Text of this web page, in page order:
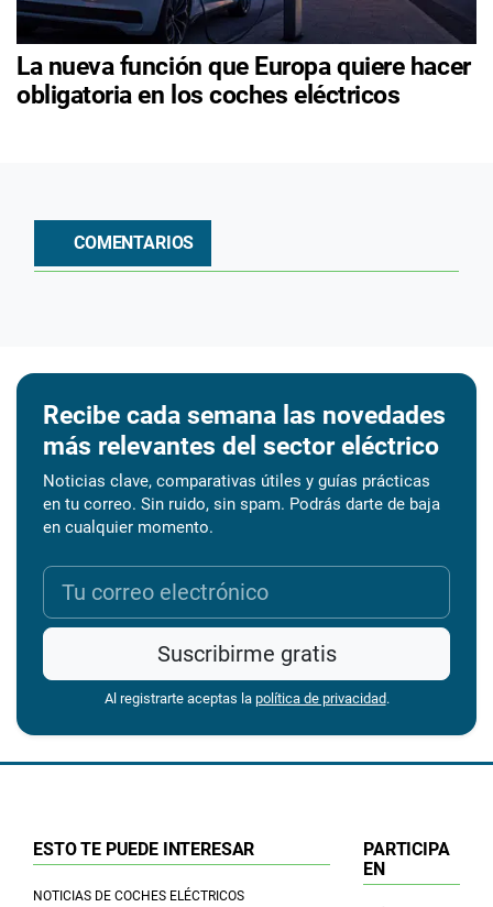
La nueva función que Europa quiere hacer
obligatoria en los coches eléctricos
COMENTARIOS
Recibe cada semana las novedades
más relevantes del sector eléctrico
Noticias clave, comparativas útiles y guías prácticas
en tu correo. Sin ruido, sin spam. Podrás darte de baja
en cualquier momento.
Suscribirme gratis
Al registrarte aceptas la política de privacidad.
ESTO TE PUEDE INTERESAR
NOTICIAS DE COCHES ELÉCTRICOS
PARTICIPA
EN